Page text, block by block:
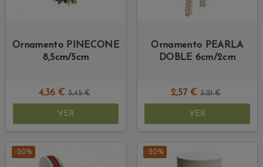
Ornamento PINECONE
8,5cm/5cm
4,36 € 5,45 €
VER
Ornamento PEARLA
DOBLE 6cm/2cm
2,57 € 3,21 €
VER
-20% -20%